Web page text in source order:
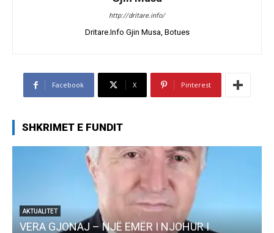
http://dritare.info/
Dritare.Info Gjin Musa, Botues
Facebook X Pinterest
SHKRIMET E FUNDIT
AKTUALITET
VERA GJONAJ – NJË EMËR I NJOHUR I